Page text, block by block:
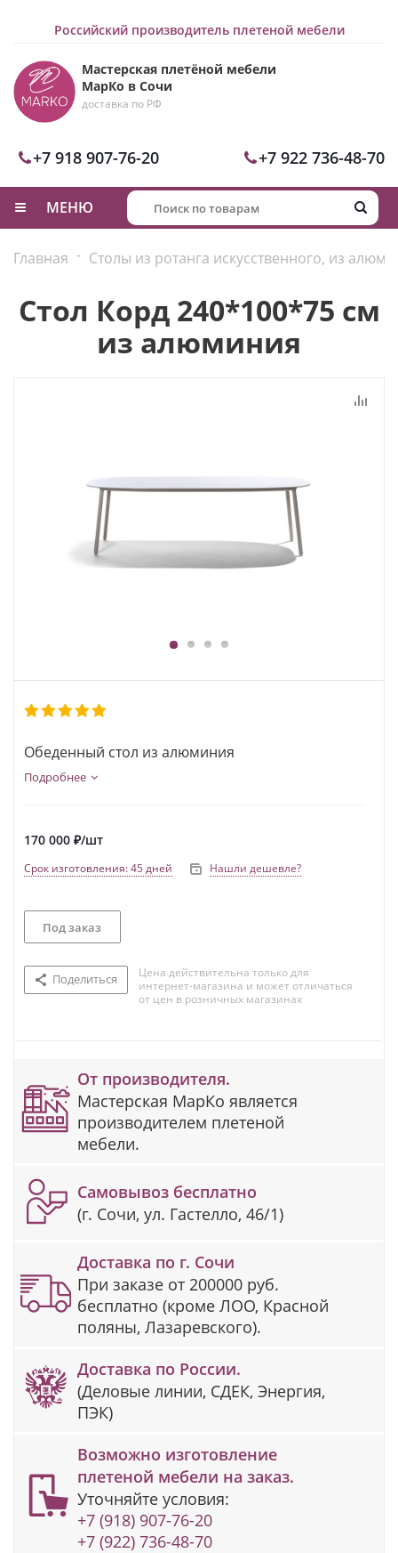
Российский производитель плетеной мебели
Мастерская плетёной мебели
МарКо в Сочи
доставка по РФ
+7 918 907-76-20 +7 922 736-48-70
МЕНЮ
Главная - Столы из ротанга искусственного, из
Стол Корд 240*100*75 см
из алюминия
1 2 3 4
Обеденный стол из алюминия
Подробнее
170 000 ₽/шт
Срок изготовления: 45 дней Нашли дешевле?
Под заказ
Поделиться
Цена действительна только для
интернет-магазина и может отличаться
от цен в розничных магазинах
От производителя.
Мастерская МарКо является
производителем плетеной
мебели.
Самовывоз бесплатно
(г. Сочи, ул. Гастелло, 46/1)
Доставка по г. Сочи
При заказе от 200000 руб.
бесплатно (кроме ЛОО, Красной
поляны, Лазаревского).
Доставка по России.
(Деловые линии, СДЕК, Энергия,
ПЭК)
Возможно изготовление
плетеной мебели на заказ.
Уточняйте условия:
+7 (918) 907-76-20
+7 (922) 736-48-70